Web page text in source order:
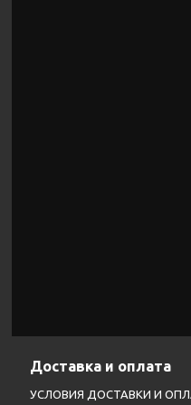
Доставка и оплата
УСЛОВИЯ ДОСТАВКИ И